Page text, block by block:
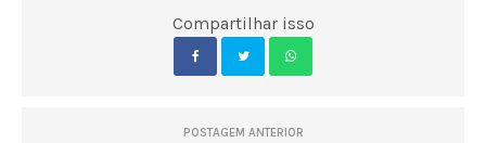
Compartilhar isso
POSTAGEM ANTERIOR